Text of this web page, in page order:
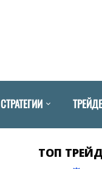
СТРАТЕГИИ
ТОП